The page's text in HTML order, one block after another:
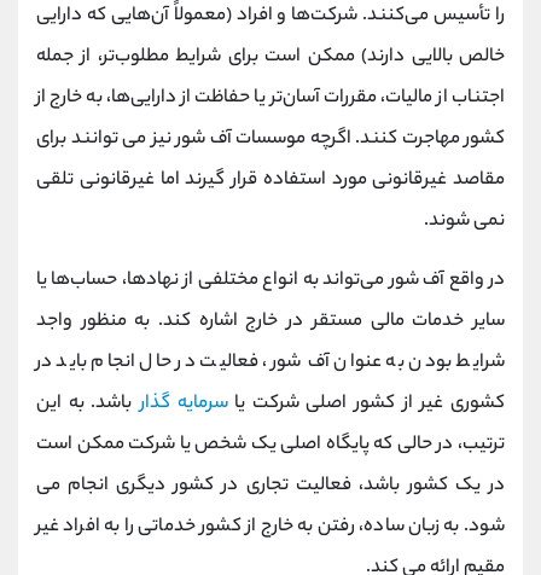
را تأسیس می‌کنند. شرکت‌ها و افراد (معمولاً آن‌هایی که دارایی
خالص بالایی دارند) ممکن است برای شرایط مطلوب‌تر، از جمله
اجتناب از مالیات، مقررات آسان‌تر یا حفاظت از دارایی‌ها، به خارج از
کشور مهاجرت کنند. اگرچه موسسات آف‌ شور نیز می توانند برای
مقاصد غیرقانونی مورد استفاده قرار گیرند اما غیرقانونی تلقی
نمی شوند.
در واقع آف‌ شور می‌تواند به انواع مختلفی از نهادها، حساب‌ها یا
سایر خدمات مالی مستقر در خارج اشاره کند. به منظور واجد
شرایط بودن به عنوان آف‌ شور، فعالیت در حال انجام باید در
کشوری غیر از کشور اصلی شرکت یاسرمایه گذارباشد. به این
ترتیب، در حالی که پایگاه اصلی یک شخص یا شرکت ممکن است
در یک کشور باشد، فعالیت تجاری در کشور دیگری انجام می
شود. به زبان ساده، رفتن به خارج از کشور خدماتی را به افراد غیر
مقیم ارائه می کند.